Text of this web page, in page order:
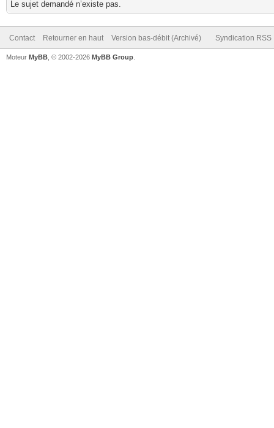
Le sujet demandé n’existe pas.
Contact Retourner en haut Version bas-débit (Archivé) Syndication RSS
Moteur MyBB , © 2002-2026 MyBB Group